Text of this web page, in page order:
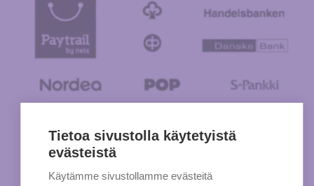
Tietoa sivustolla käytetyistä
evästeistä
Käytämme sivustollamme evästeitä